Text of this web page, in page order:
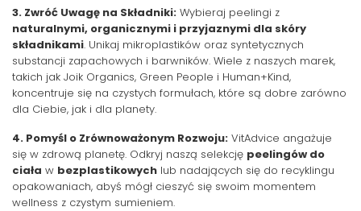
3. Zwróć Uwagę na Składniki: Wybieraj peelingi z
naturalnymi, organicznymi i przyjaznymi dla skóry
składnikami. Unikaj mikroplastików oraz syntetycznych
substancji zapachowych i barwników. Wiele z naszych marek,
takich jak Joik Organics, Green People i Human+Kind,
koncentruje się na czystych formułach, które są dobre zarówno
dla Ciebie, jak i dla planety.
4. Pomyśl o Zrównoważonym Rozwoju: VitAdvice angażuje
się w zdrową planetę. Odkryj naszą selekcję peelingów do
ciała w bezplastikowych lub nadających się do recyklingu
opakowaniach, abyś mógł cieszyć się swoim momentem
wellness z czystym sumieniem.